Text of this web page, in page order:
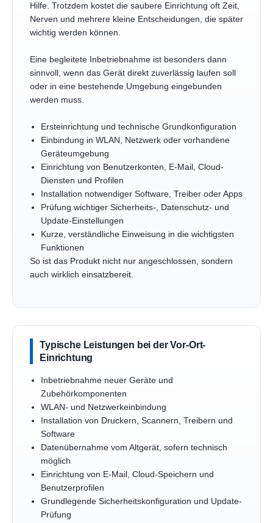
Hilfe. Trotzdem kostet die saubere Einrichtung oft Zeit,
Nerven und mehrere kleine Entscheidungen, die später
wichtig werden können.
Eine begleitete Inbetriebnahme ist besonders dann
sinnvoll, wenn das Gerät direkt zuverlässig laufen soll
oder in eine bestehende Umgebung eingebunden
werden muss.
Ersteinrichtung und technische Grundkonfiguration
Einbindung in WLAN, Netzwerk oder vorhandene
Geräteumgebung
Einrichtung von Benutzerkonten, E-Mail, Cloud-
Diensten und Profilen
Installation notwendiger Software, Treiber oder Apps
Prüfung wichtiger Sicherheits-, Datenschutz- und
Update-Einstellungen
Kurze, verständliche Einweisung in die wichtigsten
Funktionen
So ist das Produkt nicht nur angeschlossen, sondern
auch wirklich einsatzbereit.
Typische Leistungen bei der Vor-Ort-
Einrichtung
Inbetriebnahme neuer Geräte und
Zubehörkomponenten
WLAN- und Netzwerkeinbindung
Installation von Druckern, Scannern, Treibern und
Software
Datenübernahme vom Altgerät, sofern technisch
möglich
Einrichtung von E-Mail, Cloud-Speichern und
Benutzerprofilen
Grundlegende Sicherheitskonfiguration und Update-
Prüfung